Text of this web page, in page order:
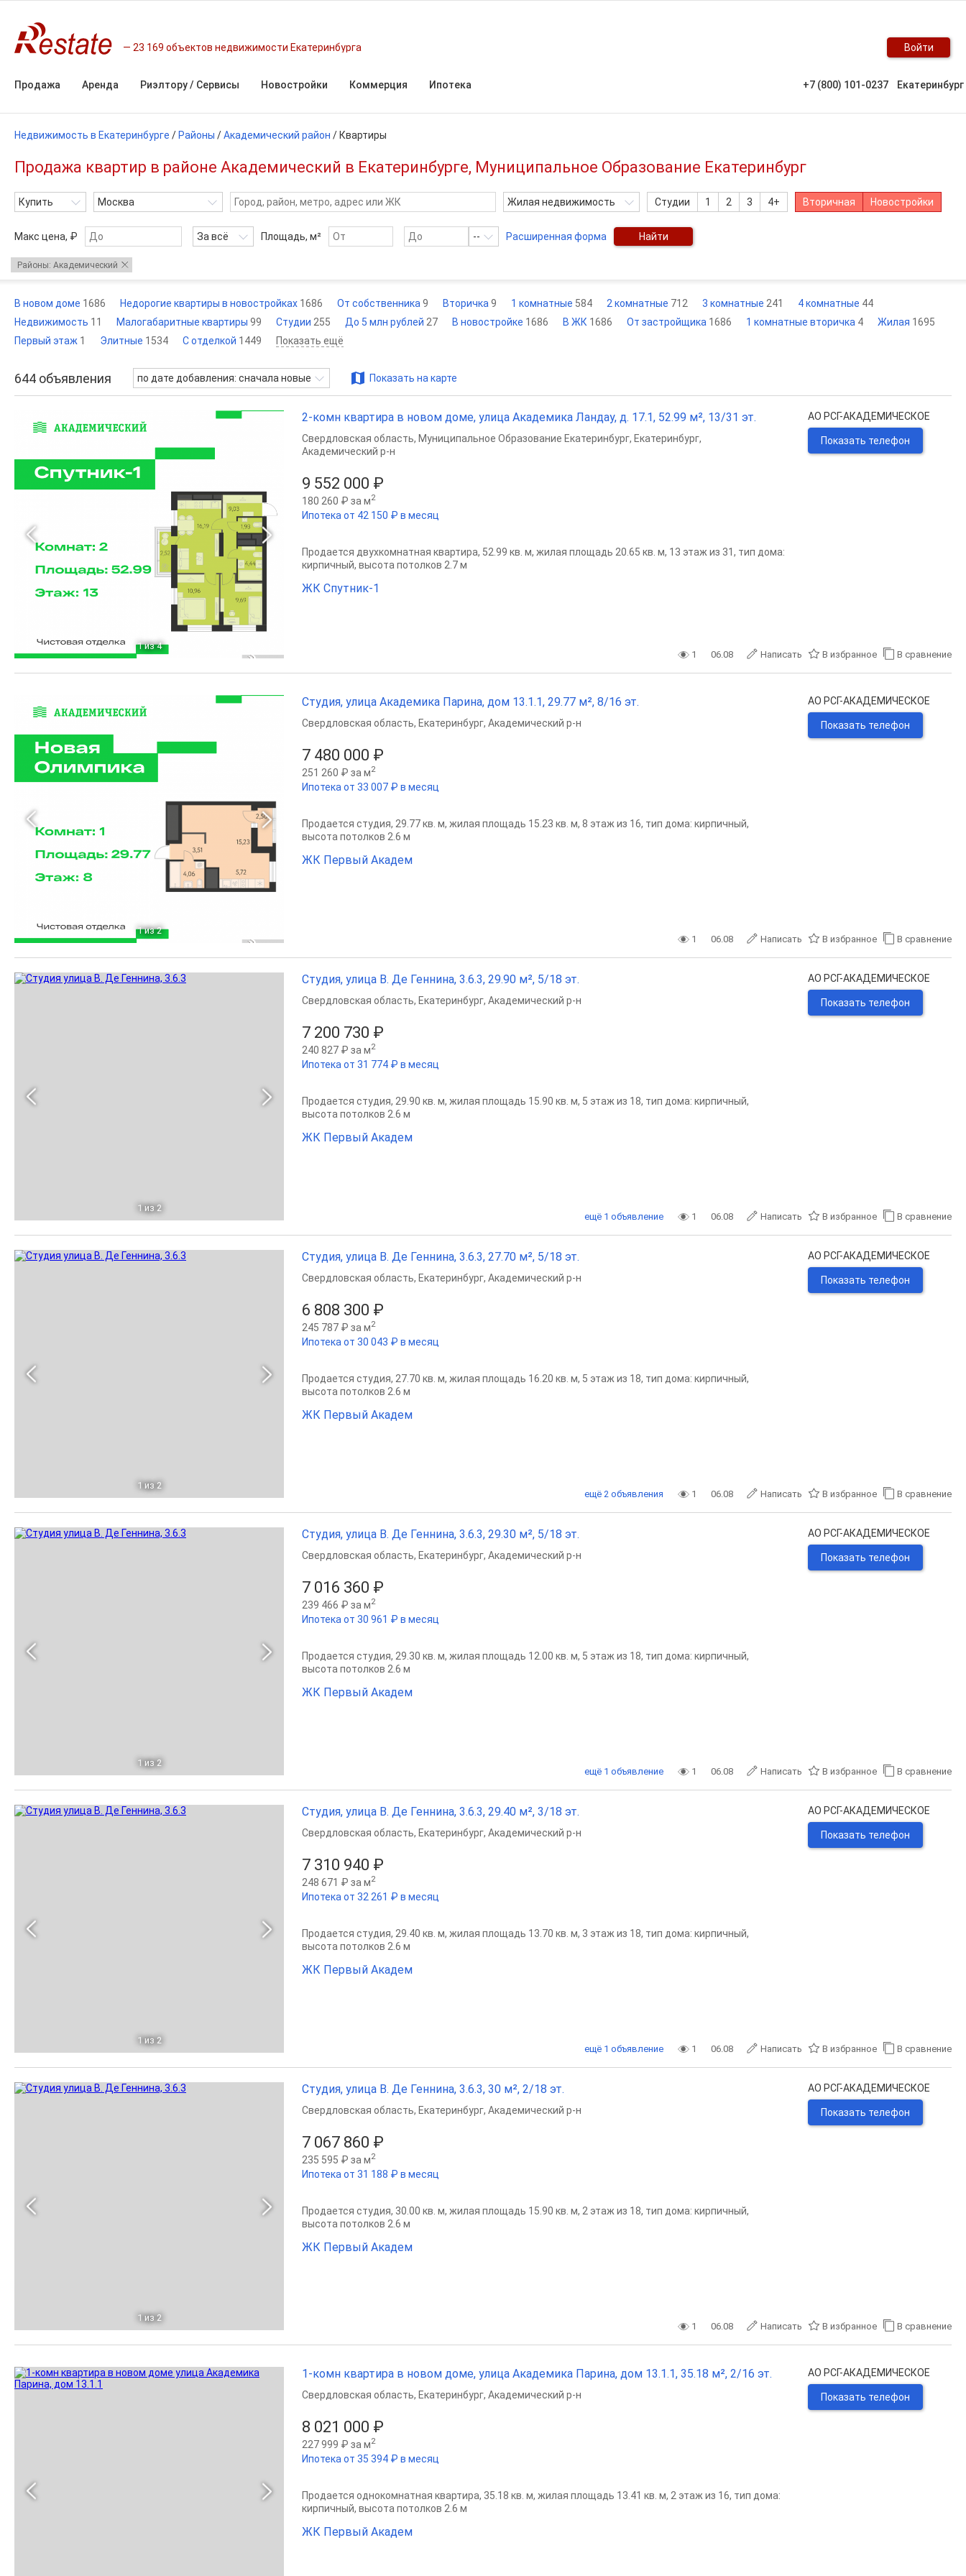
23 169 объектов недвижимости Екатеринбурга Войти
Продажа Аренда Риэлтору / Сервисы Новостройки Коммерция Ипотека +7 (800) 101-0237 Екатеринбург
Недвижимость в Екатеринбурге / Районы /Академический район / Квартиры
Продажа квартир в районе Академический в Екатеринбурге, Муниципальное Образование Екатеринбург
Купить Москва Жилая недвижимость Студии 1 2 3 4+ Вторичная Новостройки
Макс цена, ₽ За всё Площадь, м² -- Расширенная форма Найти
Районы: Академический
В новом доме 1686 Недорогие квартиры в новостройках 1686 От собственника 9 Вторичка 9 1 комнатные 584 2 комнатные 712 3 комнатные 241 4 комнатные 44
Недвижимость 11 Малогабаритные квартиры 99 Студии 255 До 5 млн рублей 27 В новостройке 1686 В ЖК 1686 От застройщика 1686 1 комнатные вторичка 4 Жилая 1695
Первый этаж 1 Элитные 1534 С отделкой 1449 Показать ещё
644 объявления по дате добавления: сначала новые Показать на карте
1 из 4
2-комн квартира в новом доме, улица Академика Ландау, д. 17.1, 52.99 м², 13/31 эт.
9 552 000 ₽
180 260 ₽ за м2
Ипотека от 42 150 ₽ в месяц
Свердловская область, Муниципальное Образование Екатеринбург, Екатеринбург,
Академический р-н
Продается двухкомнатная квартира, 52.99 кв. м, жилая площадь 20.65 кв. м, 13 этаж из 31, тип дома:
кирпичный, высота потолков 2.7 м
ЖК Спутник-1
АО РСГ-АКАДЕМИЧЕСКОЕ
Показать телефон
1 06.08 Написать В избранное В сравнение
1 из 2
Студия, улица Академика Парина, дом 13.1.1, 29.77 м², 8/16 эт.
7 480 000 ₽
251 260 ₽ за м2
Ипотека от 33 007 ₽ в месяц
Свердловская область, Екатеринбург, Академический р-н
Продается студия, 29.77 кв. м, жилая площадь 15.23 кв. м, 8 этаж из 16, тип дома: кирпичный,
высота потолков 2.6 м
ЖК Первый Академ
АО РСГ-АКАДЕМИЧЕСКОЕ
Показать телефон
1 06.08 Написать В избранное В сравнение
1 из 2
Студия, улица В. Де Геннина, 3.6.3, 29.90 м², 5/18 эт.
7 200 730 ₽
240 827 ₽ за м2
Ипотека от 31 774 ₽ в месяц
Свердловская область, Екатеринбург, Академический р-н
Продается студия, 29.90 кв. м, жилая площадь 15.90 кв. м, 5 этаж из 18, тип дома: кирпичный,
высота потолков 2.6 м
ЖК Первый Академ
АО РСГ-АКАДЕМИЧЕСКОЕ
Показать телефон
1 06.08 Написать В избранное В сравнение
ещё 1 объявление
1 из 2
Студия, улица В. Де Геннина, 3.6.3, 27.70 м², 5/18 эт.
6 808 300 ₽
245 787 ₽ за м2
Ипотека от 30 043 ₽ в месяц
Свердловская область, Екатеринбург, Академический р-н
Продается студия, 27.70 кв. м, жилая площадь 16.20 кв. м, 5 этаж из 18, тип дома: кирпичный,
высота потолков 2.6 м
ЖК Первый Академ
АО РСГ-АКАДЕМИЧЕСКОЕ
Показать телефон
1 06.08 Написать В избранное В сравнение
ещё 2 объявления
1 из 2
Студия, улица В. Де Геннина, 3.6.3, 29.30 м², 5/18 эт.
7 016 360 ₽
239 466 ₽ за м2
Ипотека от 30 961 ₽ в месяц
Свердловская область, Екатеринбург, Академический р-н
Продается студия, 29.30 кв. м, жилая площадь 12.00 кв. м, 5 этаж из 18, тип дома: кирпичный,
высота потолков 2.6 м
ЖК Первый Академ
АО РСГ-АКАДЕМИЧЕСКОЕ
Показать телефон
1 06.08 Написать В избранное В сравнение
ещё 1 объявление
1 из 2
Студия, улица В. Де Геннина, 3.6.3, 29.40 м², 3/18 эт.
7 310 940 ₽
248 671 ₽ за м2
Ипотека от 32 261 ₽ в месяц
Свердловская область, Екатеринбург, Академический р-н
Продается студия, 29.40 кв. м, жилая площадь 13.70 кв. м, 3 этаж из 18, тип дома: кирпичный,
высота потолков 2.6 м
ЖК Первый Академ
АО РСГ-АКАДЕМИЧЕСКОЕ
Показать телефон
1 06.08 Написать В избранное В сравнение
ещё 1 объявление
1 из 2
Студия, улица В. Де Геннина, 3.6.3, 30 м², 2/18 эт.
7 067 860 ₽
235 595 ₽ за м2
Ипотека от 31 188 ₽ в месяц
Свердловская область, Екатеринбург, Академический р-н
Продается студия, 30.00 кв. м, жилая площадь 15.90 кв. м, 2 этаж из 18, тип дома: кирпичный,
высота потолков 2.6 м
ЖК Первый Академ
АО РСГ-АКАДЕМИЧЕСКОЕ
Показать телефон
1 06.08 Написать В избранное В сравнение
1-комн квартира в новом доме, улица Академика Парина, дом 13.1.1, 35.18 м², 2/16 эт.
8 021 000 ₽
227 999 ₽ за м2
Ипотека от 35 394 ₽ в месяц
Свердловская область, Екатеринбург, Академический р-н
Продается однокомнатная квартира, 35.18 кв. м, жилая площадь 13.41 кв. м, 2 этаж из 16, тип дома:
кирпичный, высота потолков 2.6 м
ЖК Первый Академ
АО РСГ-АКАДЕМИЧЕСКОЕ
Показать телефон